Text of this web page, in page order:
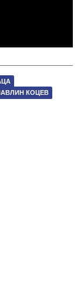
КОЦЕВ